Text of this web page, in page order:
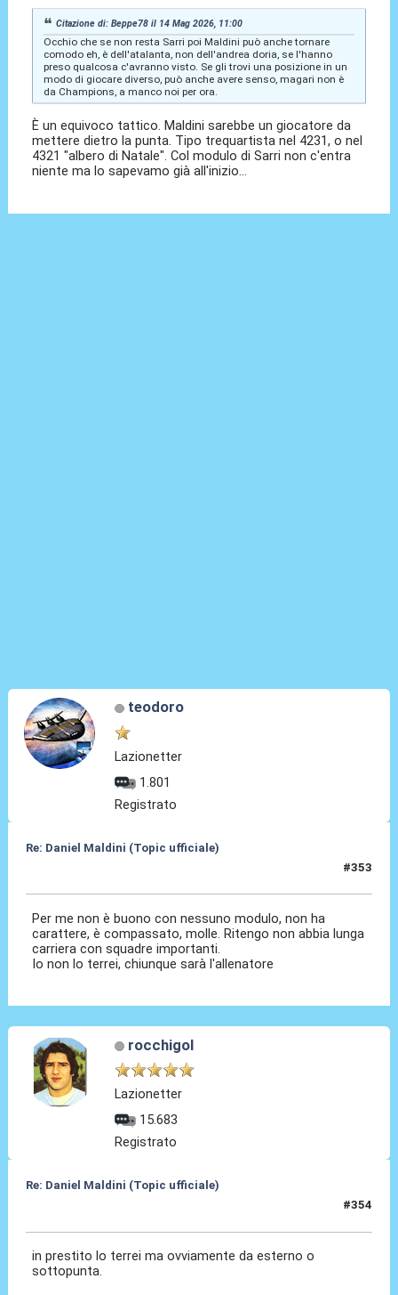
Citazione di: Beppe78 il 14 Mag 2026, 11:00
Occhio che se non resta Sarri poi Maldini può anche tornare
comodo eh, è dell'atalanta, non dell'andrea doria, se l'hanno
preso qualcosa c'avranno visto. Se gli trovi una posizione in un
modo di giocare diverso, può anche avere senso, magari non è
da Champions, a manco noi per ora.
È un equivoco tattico. Maldini sarebbe un giocatore da
mettere dietro la punta. Tipo trequartista nel 4231, o nel
4321 "albero di Natale". Col modulo di Sarri non c'entra
niente ma lo sapevamo già all'inizio...
teodoro
Lazionetter
1.801
Registrato
Re: Daniel Maldini (Topic ufficiale)
#353
Per me non è buono con nessuno modulo, non ha
carattere, è compassato, molle. Ritengo non abbia lunga
carriera con squadre importanti.
Io non lo terrei, chiunque sarà l'allenatore
rocchigol
Lazionetter
15.683
Registrato
Re: Daniel Maldini (Topic ufficiale)
#354
in prestito lo terrei ma ovviamente da esterno o
sottopunta.